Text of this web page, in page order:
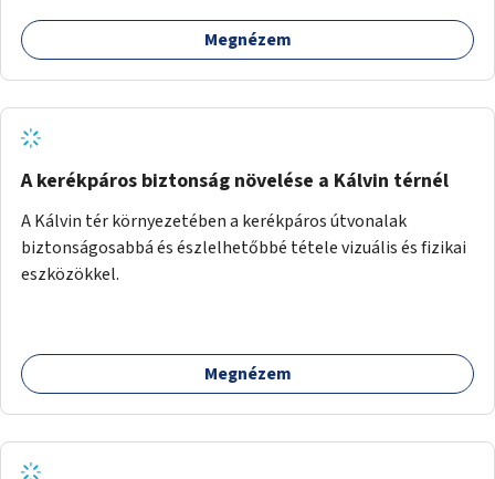
(pl. ivókút, telefontöltés).
Megnézem
A kerékpáros biztonság növelése a Kálvin térnél
A Kálvin tér környezetében a kerékpáros útvonalak
biztonságosabbá és észlelhetőbbé tétele vizuális és fizikai
eszközökkel.
Megnézem